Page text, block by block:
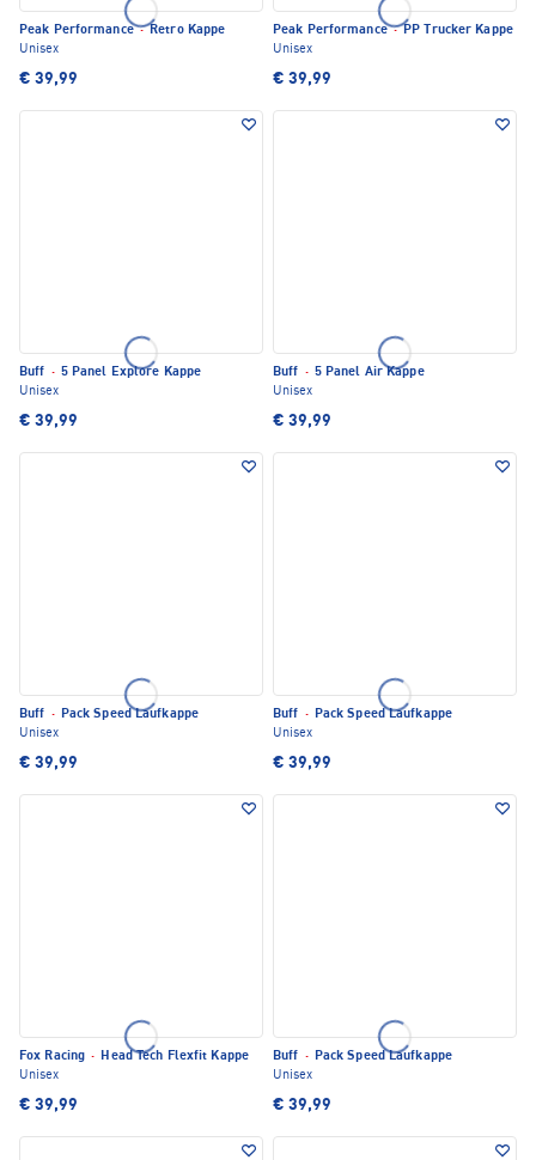
Peak Performance·Retro Kappe
Unisex
€ 39,99
Peak Performance·PP Trucker Kappe
Unisex
€ 39,99
Buff · 5 Panel Explore Kappe
Unisex
€ 39,99
Buff · 5 Panel Air Kappe
Unisex
€ 39,99
Buff · Pack Speed Laufkappe
Unisex
€ 39,99
Buff · Pack Speed Laufkappe
Unisex
€ 39,99
Fox Racing · Head Tech Flexfit Kappe
Unisex
€ 39,99
Buff · Pack Speed Laufkappe
Unisex
€ 39,99